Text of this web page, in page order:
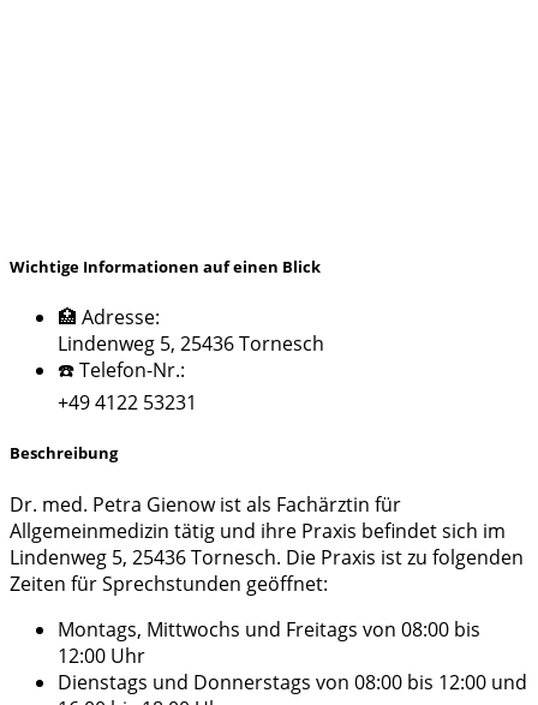
Wichtige Informationen auf einen Blick
🏥 Adresse:
Lindenweg 5, 25436 Tornesch
☎️ Telefon-Nr.:
+49 4122 53231
Beschreibung
Dr. med. Petra Gienow ist als Fachärztin für
Allgemeinmedizin tätig und ihre Praxis befindet sich im
Lindenweg 5, 25436 Tornesch. Die Praxis ist zu folgenden
Zeiten für Sprechstunden geöffnet:
Montags, Mittwochs und Freitags von 08:00 bis
12:00 Uhr
Dienstags und Donnerstags von 08:00 bis 12:00 und